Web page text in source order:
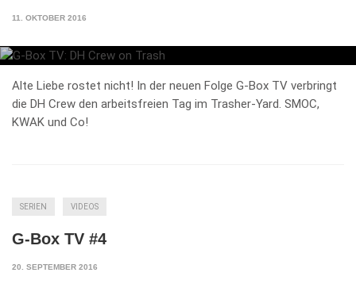
11. OKTOBER 2016
Alte Liebe rostet nicht! In der neuen Folge G-Box TV verbringt
die DH Crew den arbeitsfreien Tag im Trasher-Yard. SMOC,
KWAK und Co!
SERIEN VIDEOS
G-Box TV #4
20. SEPTEMBER 2016